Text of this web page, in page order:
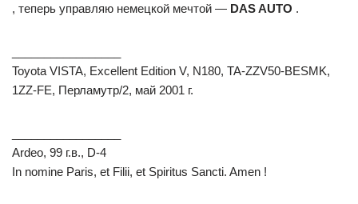
, теперь управляю немецкой мечтой — DAS AUTO .
Toyota VISTA, Excellent Edition V, N180, TA-ZZV50-BESMK,
1ZZ-FE, Перламутр/2, май 2001 г.
Ardeo, 99 г.в., D-4
In nomine Paris, et Filii, et Spiritus Sancti. Amen !